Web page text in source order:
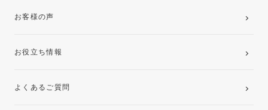
お客様の声
お役立ち情報
よくあるご質問